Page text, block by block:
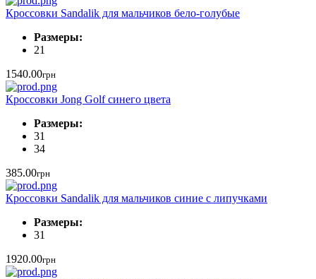
Кроссовки Sandalik для мальчиков бело-голубые
Размеры:
21
1540.00грн
Кроссовки Jong Golf синего цвета
Размеры:
31
34
385.00грн
Кроссовки Sandalik для мальчиков синие с липучками
Размеры:
31
1920.00грн